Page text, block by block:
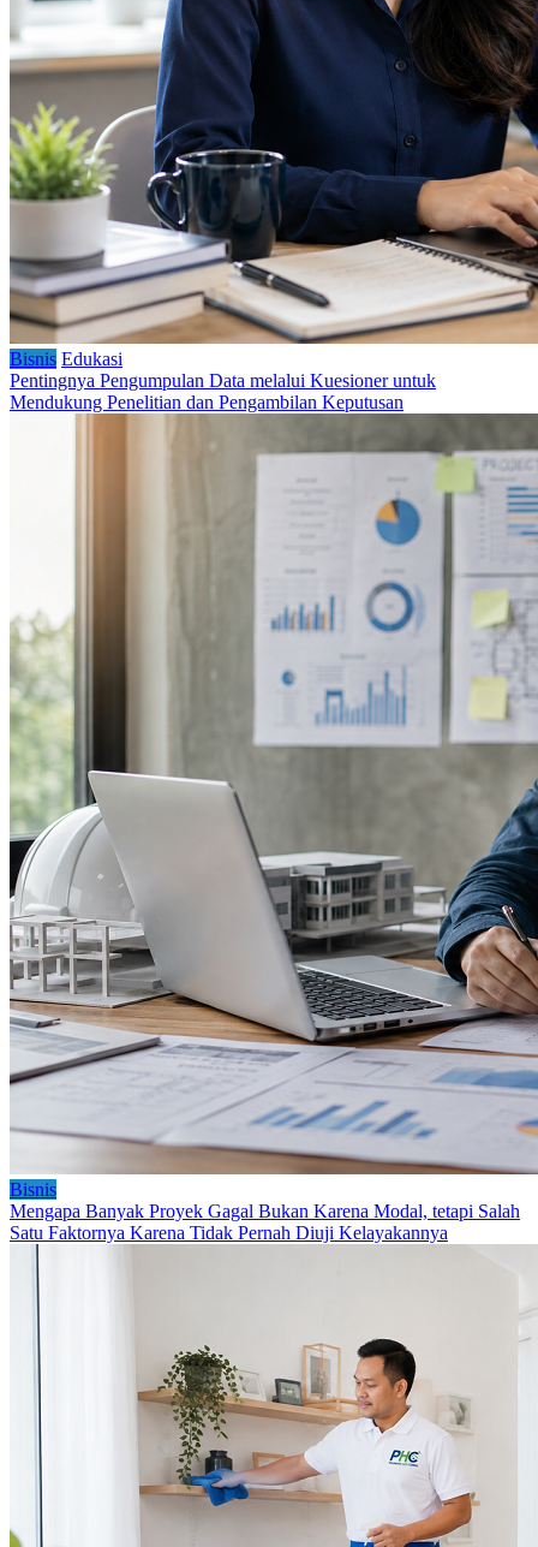
Bisnis Edukasi
Pentingnya Pengumpulan Data melalui Kuesioner untuk
Mendukung Penelitian dan Pengambilan Keputusan
Bisnis
Mengapa Banyak Proyek Gagal Bukan Karena Modal, tetapi Salah
Satu Faktornya Karena Tidak Pernah Diuji Kelayakannya